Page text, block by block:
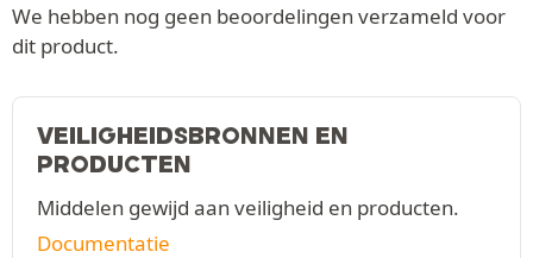
We hebben nog geen beoordelingen verzameld voor
dit product.
VEILIGHEIDSBRONNEN EN
PRODUCTEN
Middelen gewijd aan veiligheid en producten.
Documentatie